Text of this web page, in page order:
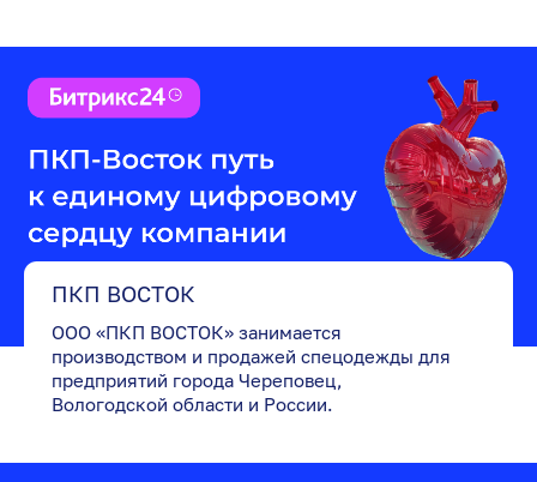
ПКП ВОСТОК
ООО «ПКП ВОСТОК» занимается
производством и продажей спецодежды для
предприятий города Череповец,
Вологодской области и России.